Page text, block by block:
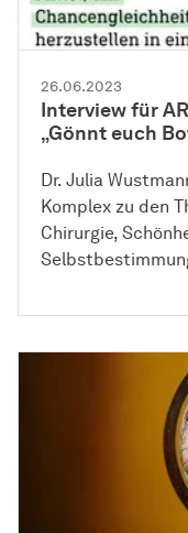
26.06.2023
Interview für
„Gönnt euch
Dr. Julia
Komplex zu den
Chirurgie,